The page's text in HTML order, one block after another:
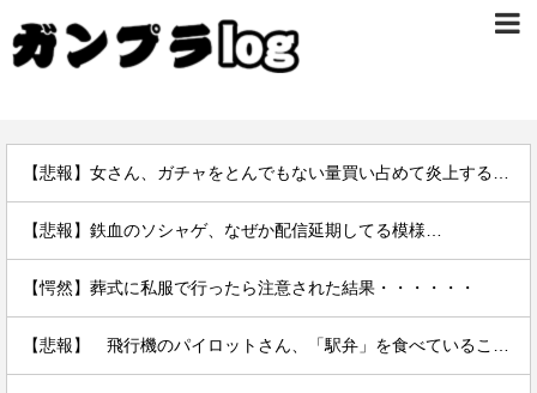
【悲報】鉄血のソシャゲ、なぜか配信延期してる模様…
【愕然】葬式に私服で行ったら注意された結果・・・・・・